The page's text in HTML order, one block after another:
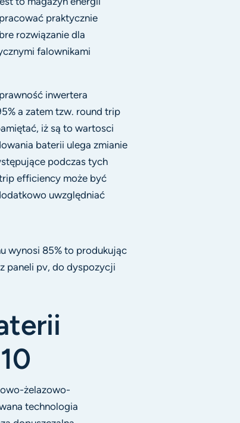
praktycznie
rozwiązanie dla
falownikami
inwertera
a zatem tzw. round trip
iż są to wartosci
baterii ulega zmianie
podczas tych
efficiency może być
uwzględniać
wynosi 85% to produkując
paneli pv, do dyspozycji
żelazowo-
technologia